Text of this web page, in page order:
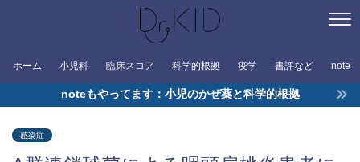
ホーム 小児科 臨床スコア 科学的根拠 疫学 書評など note
noteもやってます：小児のかぜ薬と科学的根拠
感染症